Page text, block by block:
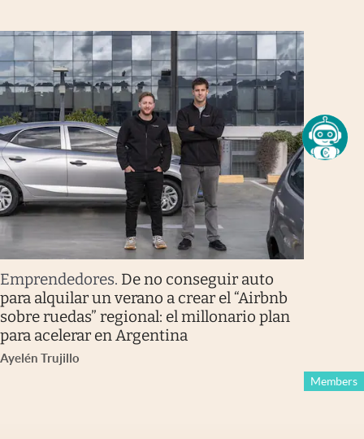
Emprendedores. De no conseguir auto
para alquilar un verano a crear el “Airbnb
sobre ruedas” regional: el millonario plan
para acelerar en Argentina
Ayelén Trujillo
Members